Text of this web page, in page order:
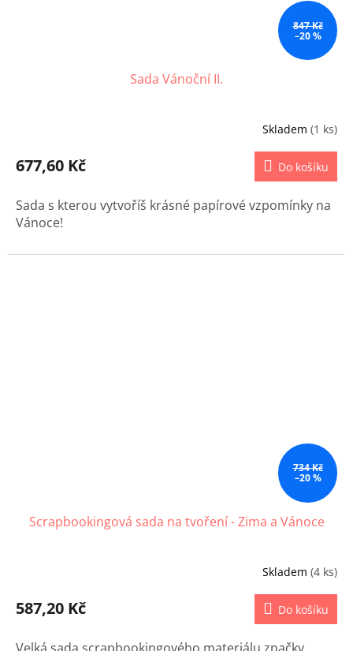
847 Kč
–20 %
Sada Vánoční II.
Skladem (1 ks)
677,60 Kč Do košíku
Sada s kterou vytvoříš krásné papírové vzpomínky na
Vánoce!
734 Kč
–20 %
Scrapbookingová sada na tvoření - Zima a Vánoce
Skladem (4 ks)
587,20 Kč Do košíku